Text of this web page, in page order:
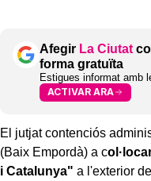
Afegir La Ciutat
forma gratuïta
Estigues informat amb
ACTIVAR ARA
El jutjat contenciós
(Baix Empordà) a c
i Catalunya" a l'exterior